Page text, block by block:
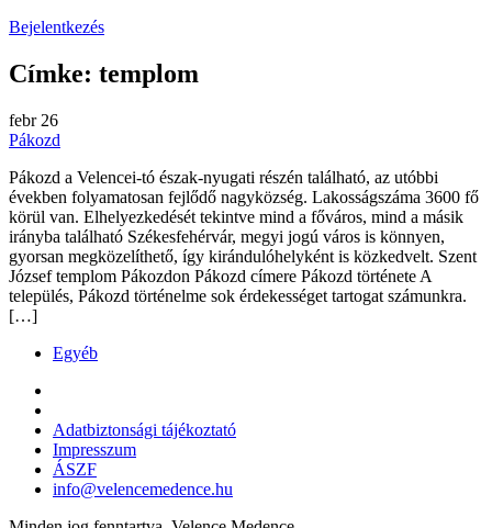
Bejelentkezés
Címke: templom
febr 26
Pákozd
Pákozd a Velencei-tó észak-nyugati részén található, az utóbbi
években folyamatosan fejlődő nagyközség. Lakosságszáma 3600 fő
körül van. Elhelyezkedését tekintve mind a főváros, mind a másik
irányba található Székesfehérvár, megyi jogú város is könnyen,
gyorsan megközelíthető, így kirándulóhelyként is közkedvelt. Szent
József templom Pákozdon Pákozd címere Pákozd története A
település, Pákozd történelme sok érdekességet tartogat számunkra.
[…]
Egyéb
Adatbiztonsági tájékoztató
Impresszum
ÁSZF
info@velencemedence.hu